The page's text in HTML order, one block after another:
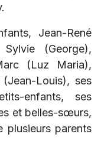
Jean-René
(George),
(Luz Maria),
(Jean-Louis), ses
enfants, ses
et belles-sœurs,
plusieurs parents